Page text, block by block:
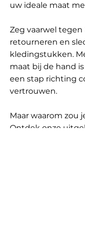
uw ideale maat
Zeg vaarwel
retourneren en
kledingstukken.
maat bij de hand
een stap richting
vertrouwen.
Maar waarom zou
Ontdek onze